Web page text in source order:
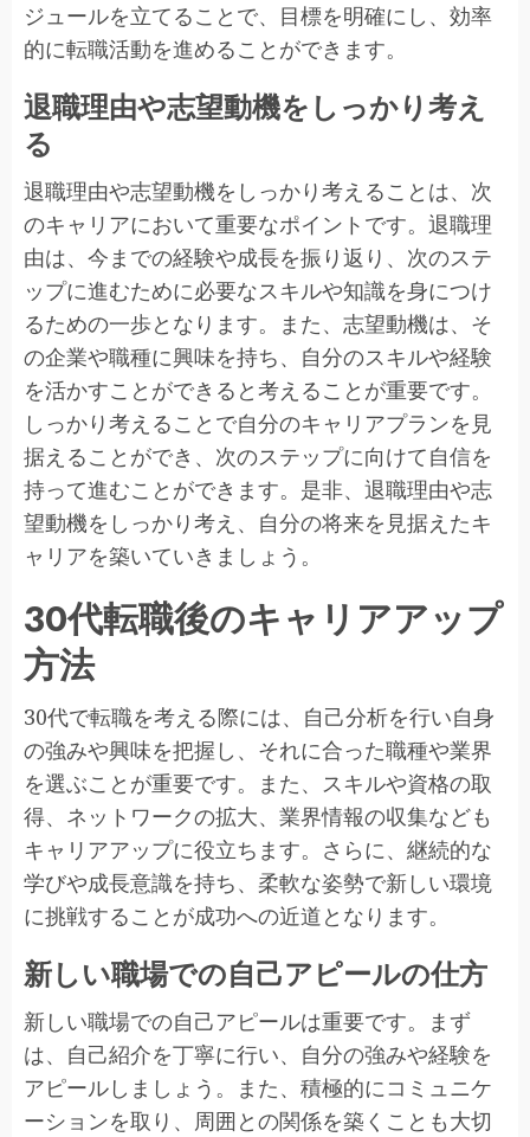
ジュールを立てることで、目標を明確にし、効率
的に転職活動を進めることができます。
退職理由や志望動機をしっかり考え
る
退職理由や志望動機をしっかり考えることは、次
のキャリアにおいて重要なポイントです。退職理
由は、今までの経験や成長を振り返り、次のステ
ップに進むために必要なスキルや知識を身につけ
るための一歩となります。また、志望動機は、そ
の企業や職種に興味を持ち、自分のスキルや経験
を活かすことができると考えることが重要です。
しっかり考えることで自分のキャリアプランを見
据えることができ、次のステップに向けて自信を
持って進むことができます。是非、退職理由や志
望動機をしっかり考え、自分の将来を見据えたキ
ャリアを築いていきましょう。
30代転職後のキャリアアップ
方法
30代で転職を考える際には、自己分析を行い自身
の強みや興味を把握し、それに合った職種や業界
を選ぶことが重要です。また、スキルや資格の取
得、ネットワークの拡大、業界情報の収集なども
キャリアアップに役立ちます。さらに、継続的な
学びや成長意識を持ち、柔軟な姿勢で新しい環境
に挑戦することが成功への近道となります。
新しい職場での自己アピールの仕方
新しい職場での自己アピールは重要です。まず
は、自己紹介を丁寧に行い、自分の強みや経験を
アピールしましょう。また、積極的にコミュニケ
ーションを取り、周囲との関係を築くことも大切